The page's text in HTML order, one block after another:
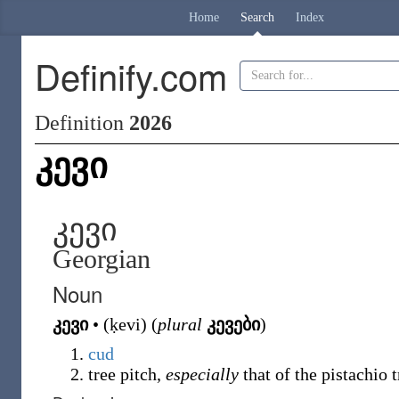
Home Search Index
Definify.com
Definition 2026
კევი
კევი
Georgian
Noun
კევი • (ḳevi) (plural კევები)
cud
tree pitch, especially that of the pistachio